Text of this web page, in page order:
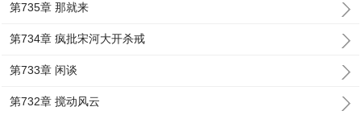
第735章 那就来
第734章 疯批宋河大开杀戒
第733章 闲谈
第732章 搅动风云